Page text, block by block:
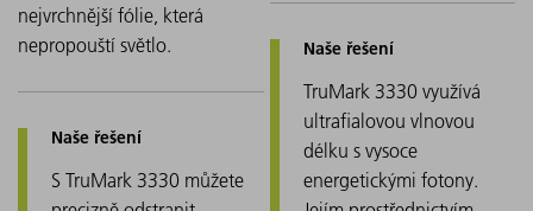
nejvrchnější fólie, která
nepropouští světlo.
S TruMark 3330 můžete
TruMark 3330 využívá
ultrafialovou vlnovou
délku s vysoce
energetickými fotony.